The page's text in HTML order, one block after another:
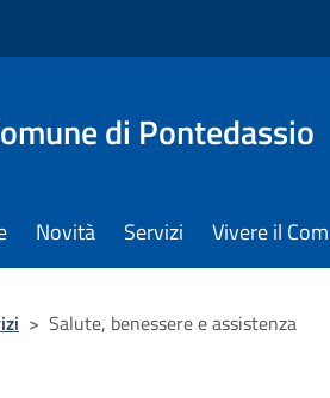
di Pontedassio
Novità Servizi Vivere il
> Salute, benessere e assistenza